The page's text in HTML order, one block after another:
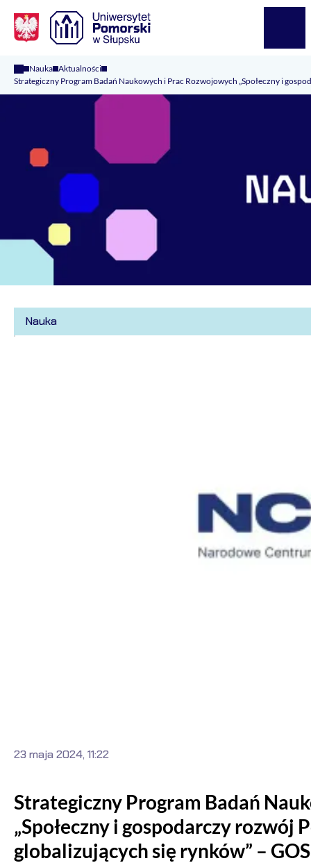
Nauka Aktualności
Strategiczny Program Badań Naukowych i Prac Rozwojowych „Społeczny i
Nauka
Strategiczny Program Badań
„Społeczny i gospodarczy rozwój
globalizujących się rynków” –
23 maja 2024, 11:22